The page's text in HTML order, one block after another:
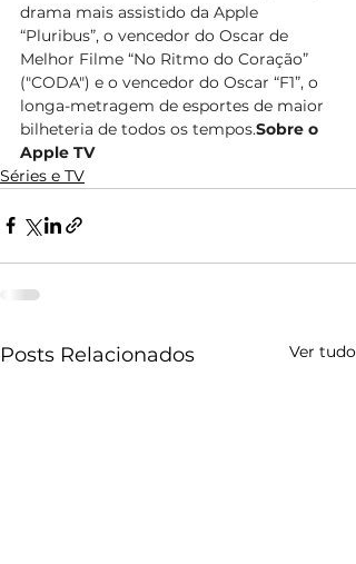
drama mais assistido da Apple
“Pluribus”, o vencedor do Oscar de
Melhor Filme “No Ritmo do Coração”
("CODA") e o vencedor do Oscar “F1”, o
longa-metragem de esportes de maior
bilheteria de todos os tempos.Sobre o
Apple TV
Séries e TV
Posts Relacionados Ver tudo